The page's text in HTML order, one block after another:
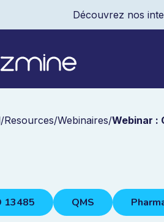
Découvrez nos
/Resources/Webinaires/Webinar :
13485 QMS